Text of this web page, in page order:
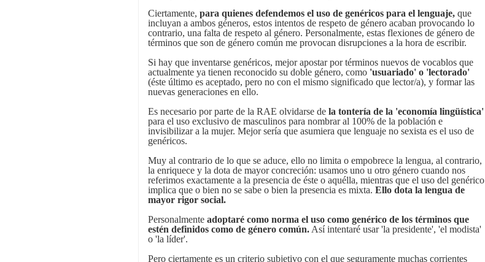
Ciertamente, para quienes defendemos el uso de genéricos para el lenguaje, que
incluyan a ambos géneros, estos intentos de respeto de género acaban provocando lo
contrario, una falta de respeto al género. Personalmente, estas flexiones de género de
términos que son de género común me provocan disrupciones a la hora de escribir.
Si hay que inventarse genéricos, mejor apostar por términos nuevos de vocablos que
actualmente ya tienen reconocido su doble género, como 'usuariado' o 'lectorado'
(éste último es aceptado, pero no con el mismo significado que lector/a), y formar las
nuevas generaciones en ello.
Es necesario por parte de la RAE olvidarse de la tontería de la 'economía lingüística'
para el uso exclusivo de masculinos para nombrar al 100% de la población e
invisibilizar a la mujer. Mejor sería que asumiera que lenguaje no sexista es el uso de
genéricos.
Muy al contrario de lo que se aduce, ello no limita o empobrece la lengua, al contrario,
la enriquece y la dota de mayor concreción: usamos uno u otro género cuando nos
referimos exactamente a la presencia de éste o aquélla, mientras que el uso del genérico
implica que o bien no se sabe o bien la presencia es mixta. Ello dota la lengua de
mayor rigor social.
Personalmente adoptaré como norma el uso como genérico de los términos que
estén definidos como de género común. Así intentaré usar 'la presidente', 'el modista'
o 'la líder'.
Pero ciertamente es un criterio subjetivo con el que seguramente muchas corrientes